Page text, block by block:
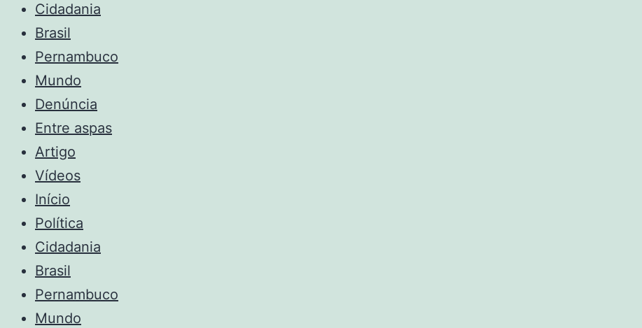
Cidadania
Brasil
Pernambuco
Mundo
Denúncia
Entre aspas
Artigo
Vídeos
Início
Política
Cidadania
Brasil
Pernambuco
Mundo